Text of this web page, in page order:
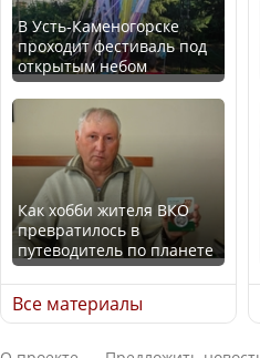
Искусственный интеллект
официально включили в
школьную программу
Казахстана
В Казахстане стало
проще получить
направления на
медицинские
обследования
В Усть-Каменогорске
проходит фестиваль под
открытым небом
Как хобби жителя ВКО
превратилось в
путеводитель по планете
Все материалы